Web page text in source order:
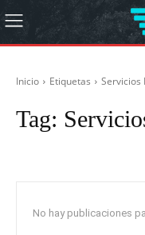
Inicio Etiquetas Servicios
Tag:
No hay publicaciones